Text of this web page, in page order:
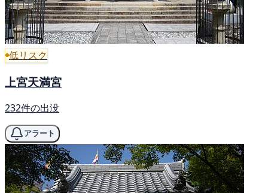
低リスク
上宮天満宮
232件の出没
アラート